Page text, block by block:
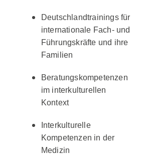
Deutschlandtrainings für
internationale Fach- und
Führungskräfte und ihre
Familien
Beratungskompetenzen
im interkulturellen
Kontext
Interkulturelle
Kompetenzen in der
Medizin